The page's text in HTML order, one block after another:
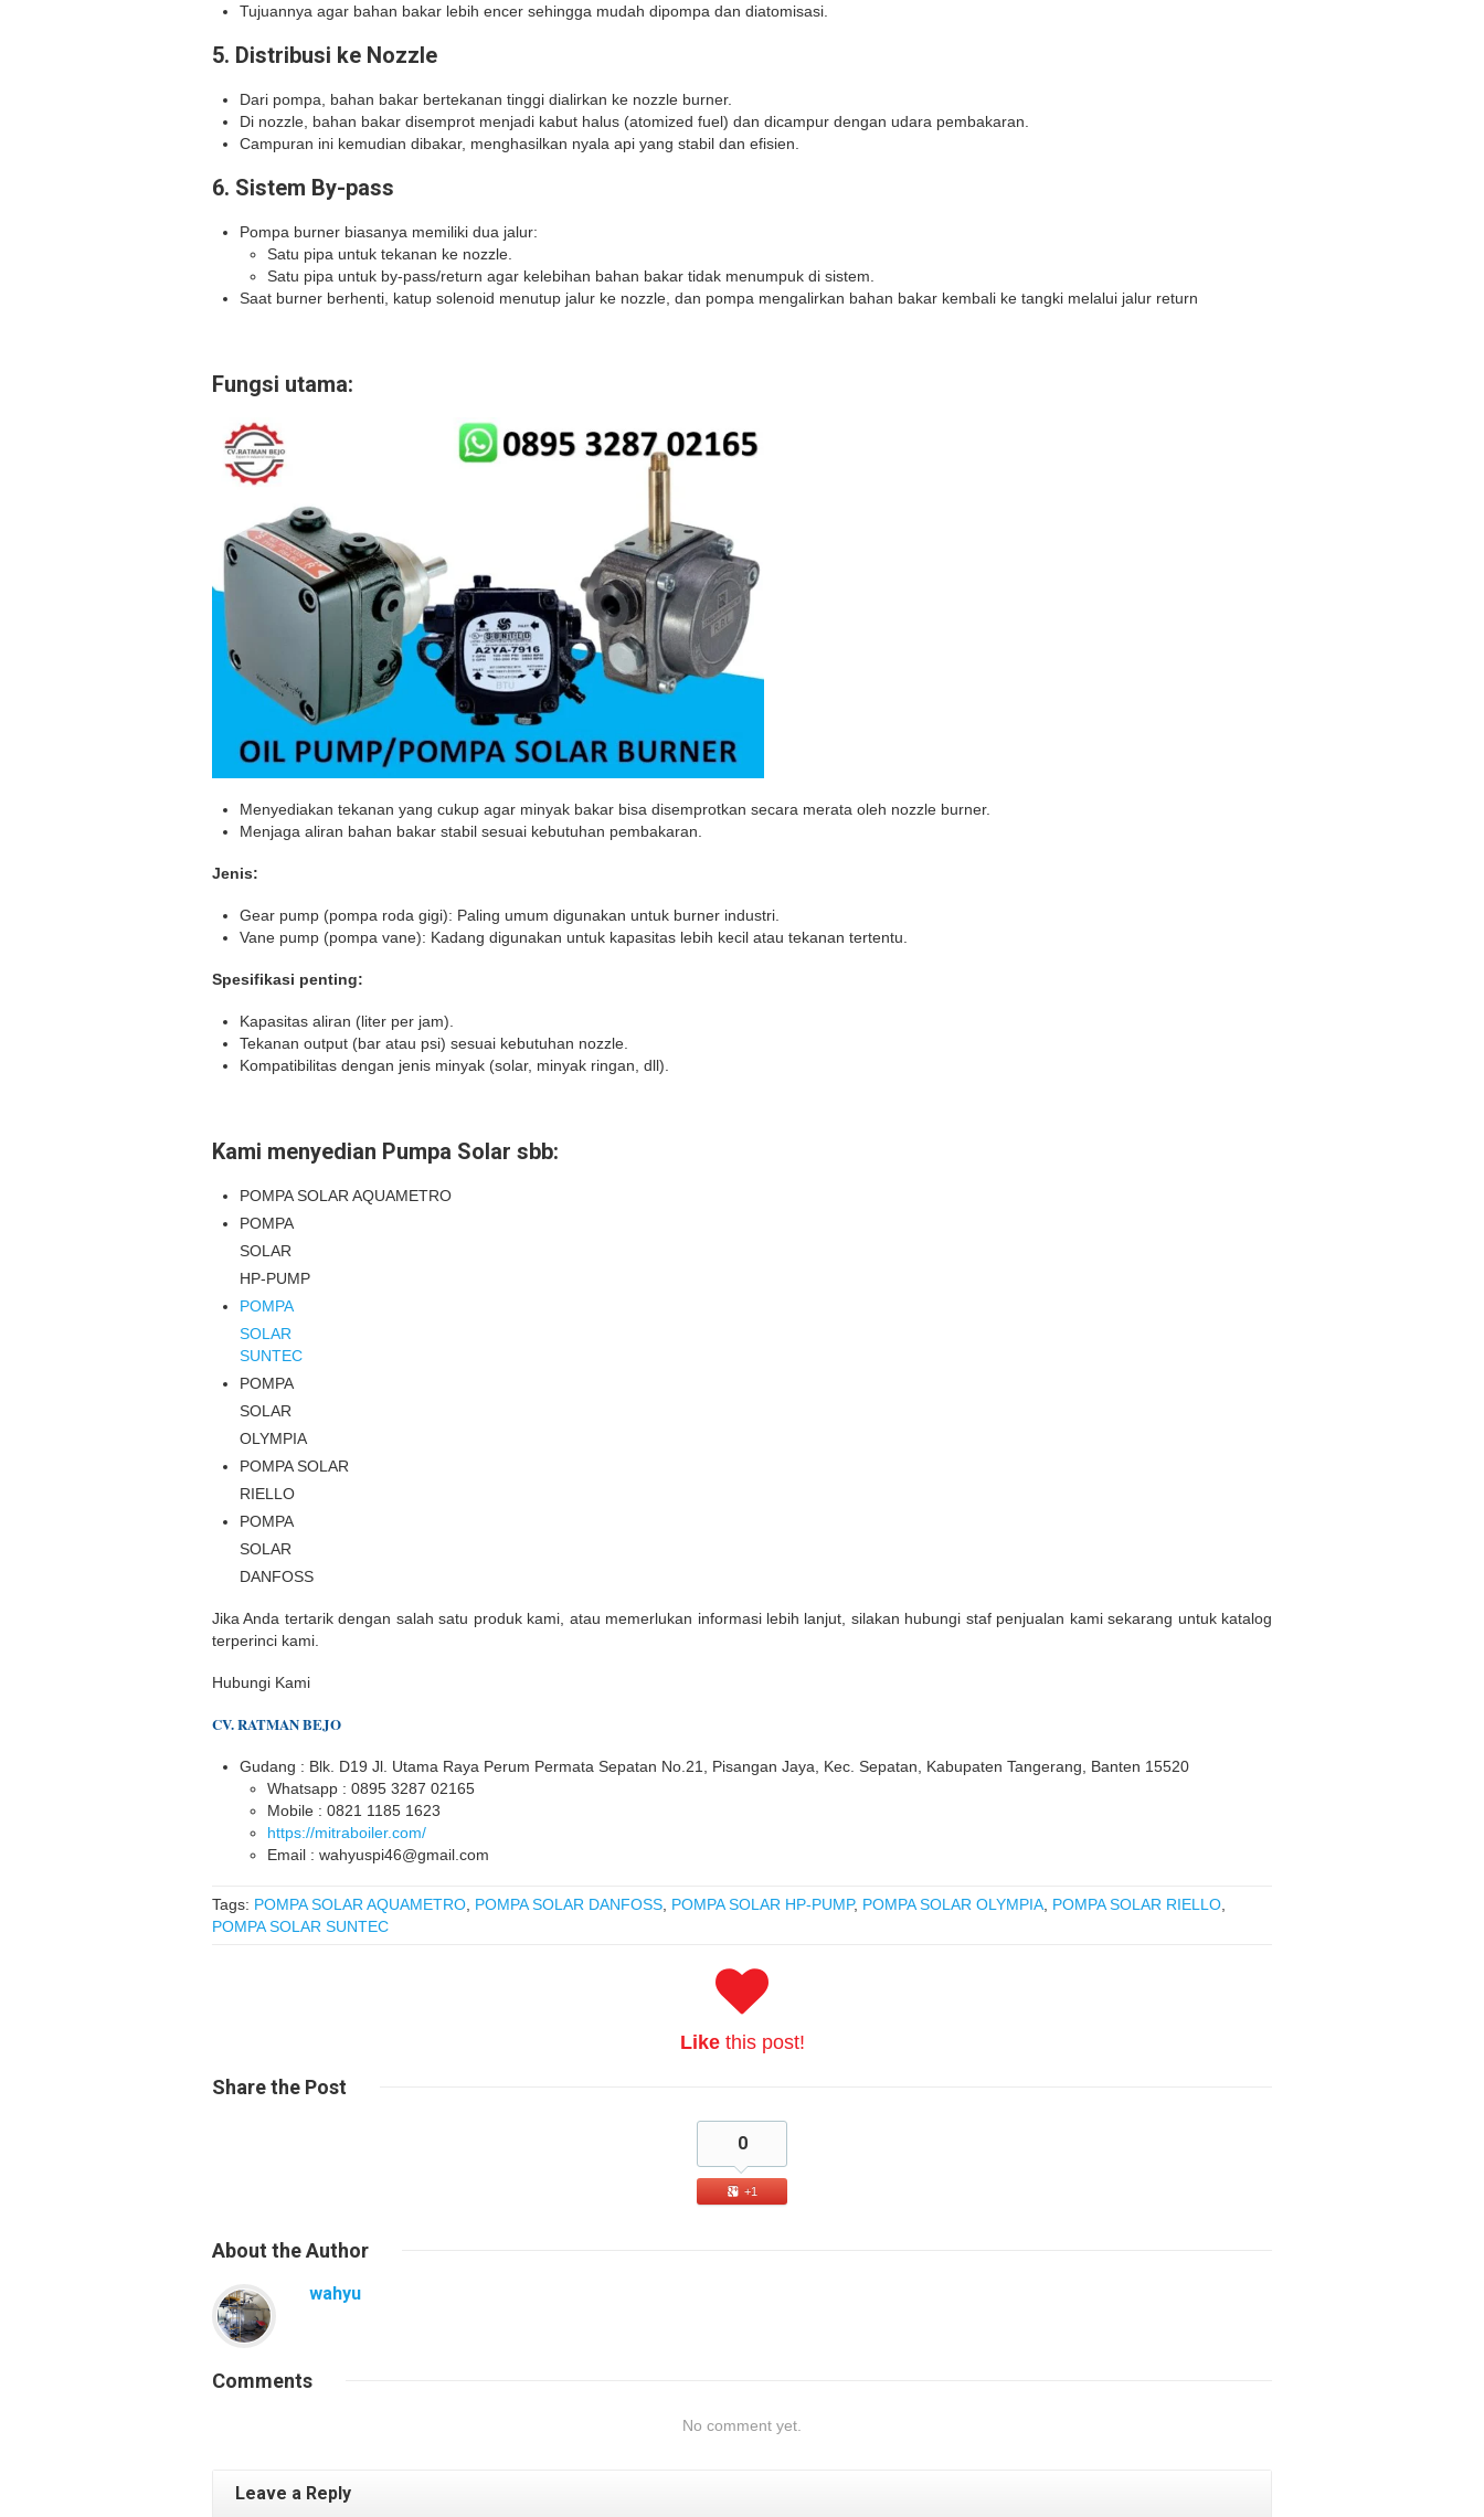
Tujuannya agar bahan bakar lebih encer sehingga mudah dipompa dan diatomisasi.
5. Distribusi ke Nozzle
Dari pompa, bahan bakar bertekanan tinggi dialirkan ke nozzle burner.
Di nozzle, bahan bakar disemprot menjadi kabut halus (atomized fuel) dan dicampur dengan udara pembakaran.
Campuran ini kemudian dibakar, menghasilkan nyala api yang stabil dan efisien.
6. Sistem By-pass
Pompa burner biasanya memiliki dua jalur:
Satu pipa untuk tekanan ke nozzle.
Satu pipa untuk by-pass/return agar kelebihan bahan bakar tidak menumpuk di sistem.
Saat burner berhenti, katup solenoid menutup jalur ke nozzle, dan pompa mengalirkan bahan bakar kembali ke tangki melalui jalur return
Fungsi utama:
Menyediakan tekanan yang cukup agar minyak bakar bisa disemprotkan secara merata oleh nozzle burner.
Menjaga aliran bahan bakar stabil sesuai kebutuhan pembakaran.
Jenis:
Gear pump (pompa roda gigi): Paling umum digunakan untuk burner industri.
Vane pump (pompa vane): Kadang digunakan untuk kapasitas lebih kecil atau tekanan tertentu.
Spesifikasi penting:
Kapasitas aliran (liter per jam).
Tekanan output (bar atau psi) sesuai kebutuhan nozzle.
Kompatibilitas dengan jenis minyak (solar, minyak ringan, dll).
Kami menyedian Pumpa Solar sbb:
POMPA SOLAR AQUAMETRO
POMPA
SOLAR
HP-PUMP
POMPA
SOLAR
SUNTEC
POMPA
SOLAR
OLYMPIA
POMPA SOLAR
RIELLO
POMPA
SOLAR
DANFOSS
Jika Anda tertarik dengan salah satu produk kami, atau memerlukan informasi lebih lanjut, silakan hubungi staf penjualan kami sekarang untuk katalog
terperinci kami.
Hubungi Kami
CV. RATMAN BEJO
Gudang : Blk. D19 Jl. Utama Raya Perum Permata Sepatan No.21, Pisangan Jaya, Kec. Sepatan, Kabupaten Tangerang, Banten 15520
Whatsapp : 0895 3287 02165
Mobile : 0821 1185 1623
https://mitraboiler.com/
Email : wahyuspi46@gmail.com
Tags: POMPA SOLAR AQUAMETRO POMPA SOLAR DANFOSS POMPA SOLAR HP-PUMP, POMPA SOLAR OLYMPIA POMPA SOLAR RIELLO
POMPA SOLAR SUNTEC
Likethis post!
Sharethe Post
0
+1
About the Author
wahyu
Comments
No comment yet.
Leave a Reply